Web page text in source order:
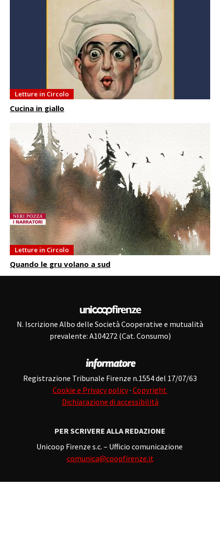
Letture in Circolo
Cucina in giallo
Letture in Circolo
Quando le gru volano a sud
N. Iscrizione Albo delle Società Cooperative e mutualità
prevalente: A104272 (Cat. Consumo)
Registrazione Tribunale Firenze n.1554 del 17/07/63
Cookie e Privacy policy· Copyright
Dichiarazione di accessibilità
PER SCRIVERE ALLA REDAZIONE
Unicoop Firenze s.c. – Ufficio comunicazione
comunica@coopfirenze.it